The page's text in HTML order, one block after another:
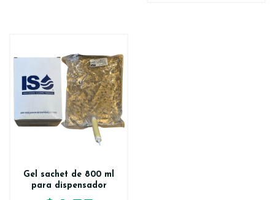
Gel sachet de 800 ml
para dispensador